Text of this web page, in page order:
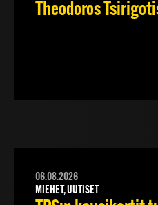
Theodoros
06.08.2026
MIEHET, UUTISET